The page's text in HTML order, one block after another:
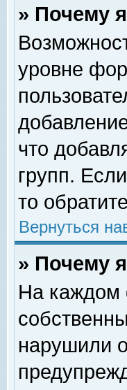
» Почему
уровне
что
групп.
то
Вернуться
» Почему
На каждом
нарушили